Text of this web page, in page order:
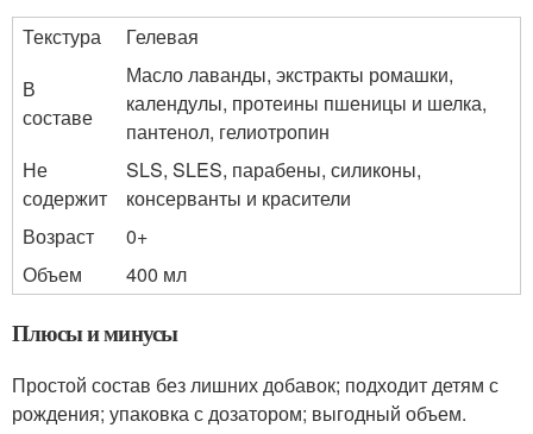
Текстура
Гелевая
В
составе
Масло лаванды, экстракты ромашки,
календулы, протеины пшеницы и шелка,
пантенол, гелиотропин
Не
содержит
SLS, SLES, парабены, силиконы,
консерванты и красители
Возраст
0+
Объем
400 мл
Плюсы и минусы
Простой состав без лишних добавок; подходит детям с
рождения; упаковка с дозатором; выгодный объем.